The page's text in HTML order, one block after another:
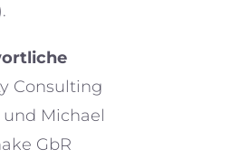
Consulting
und Michael
GbR